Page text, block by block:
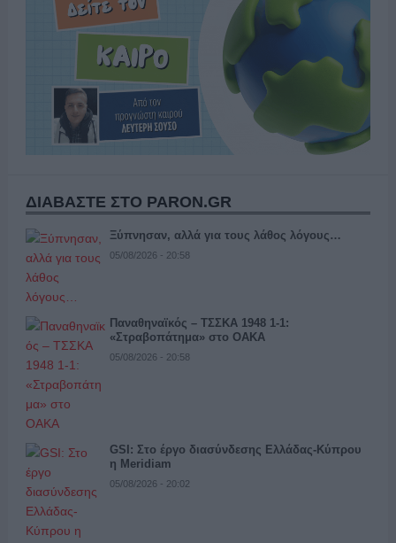
ΔΙΑΒΑΣΤΕ ΣΤΟ PARON.GR
Ξύπνησαν, αλλά για τους λάθος λόγους…
05/08/2026 - 20:58
Παναθηναϊκός – ΤΣΣΚΑ 1948 1-1:
«Στραβοπάτημα» στο ΟΑΚΑ
05/08/2026 - 20:58
GSI: Στο έργο διασύνδεσης Ελλάδας-Κύπρου
η Meridiam
05/08/2026 - 20:02